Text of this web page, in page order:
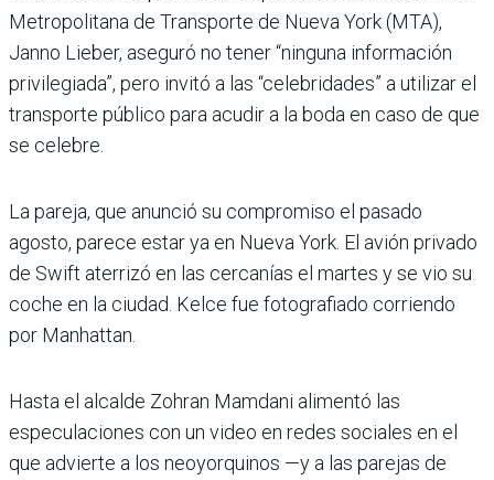
Metropolitana de Transporte de Nueva York (MTA),
Janno Lieber, aseguró no tener “ninguna información
privilegiada”, pero invitó a las “celebridades” a utilizar el
transporte público para acudir a la boda en caso de que
se celebre.
La pareja, que anunció su compromiso el pasado
agosto, parece estar ya en Nueva York. El avión privado
de Swift aterrizó en las cercanías el martes y se vio su
coche en la ciudad. Kelce fue fotografiado corriendo
por Manhattan.
Hasta el alcalde Zohran Mamdani alimentó las
especulaciones con un video en redes sociales en el
que advierte a los neoyorquinos —y a las parejas de